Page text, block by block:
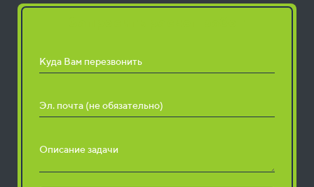
Куда Вам перезвонить
Эл. почта (не обязательно)
Описание задачи